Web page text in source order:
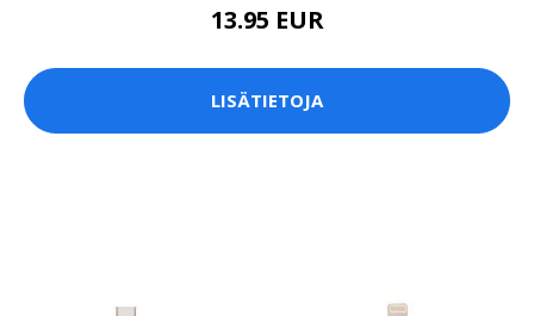
13.95 EUR
LISÄTIETOJA